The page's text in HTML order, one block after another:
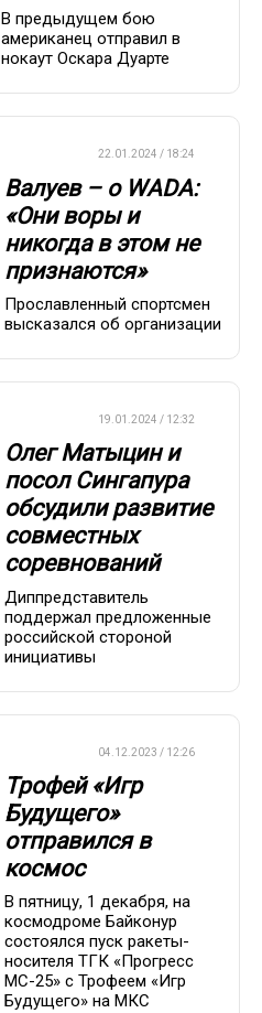
В предыдущем бою
американец отправил в
нокаут Оскара Дуарте
22.01.2024 / 18:24
Валуев – о WADA:
«Они воры и
никогда в этом не
признаются»
Прославленный спортсмен
высказался об организации
19.01.2024 / 12:32
Олег Матыцин и
посол Сингапура
обсудили развитие
совместных
соревнований
Диппредставитель
поддержал предложенные
российской стороной
инициативы
04.12.2023 / 12:26
Трофей «Игр
Будущего»
отправился в
космос
В пятницу, 1 декабря, на
космодроме Байконур
состоялся пуск ракеты-
носителя ТГК «Прогресс
МС-25» с Трофеем «Игр
Будущего» на МКС